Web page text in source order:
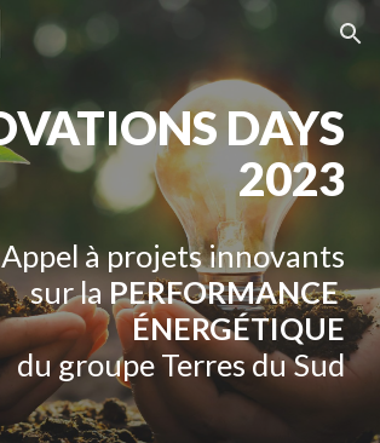
Skip to navigation
DAYS
2023
Appel à projets innovants
sur la PERFORMANCE
ÉNERGÉTIQUE
du groupe Terres du Sud